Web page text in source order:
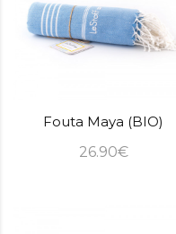
Fouta Maya (BIO)
26.90€